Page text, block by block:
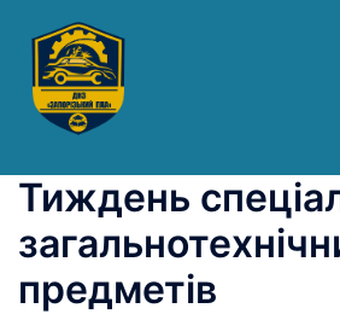
вмісту
Тиждень
предметів